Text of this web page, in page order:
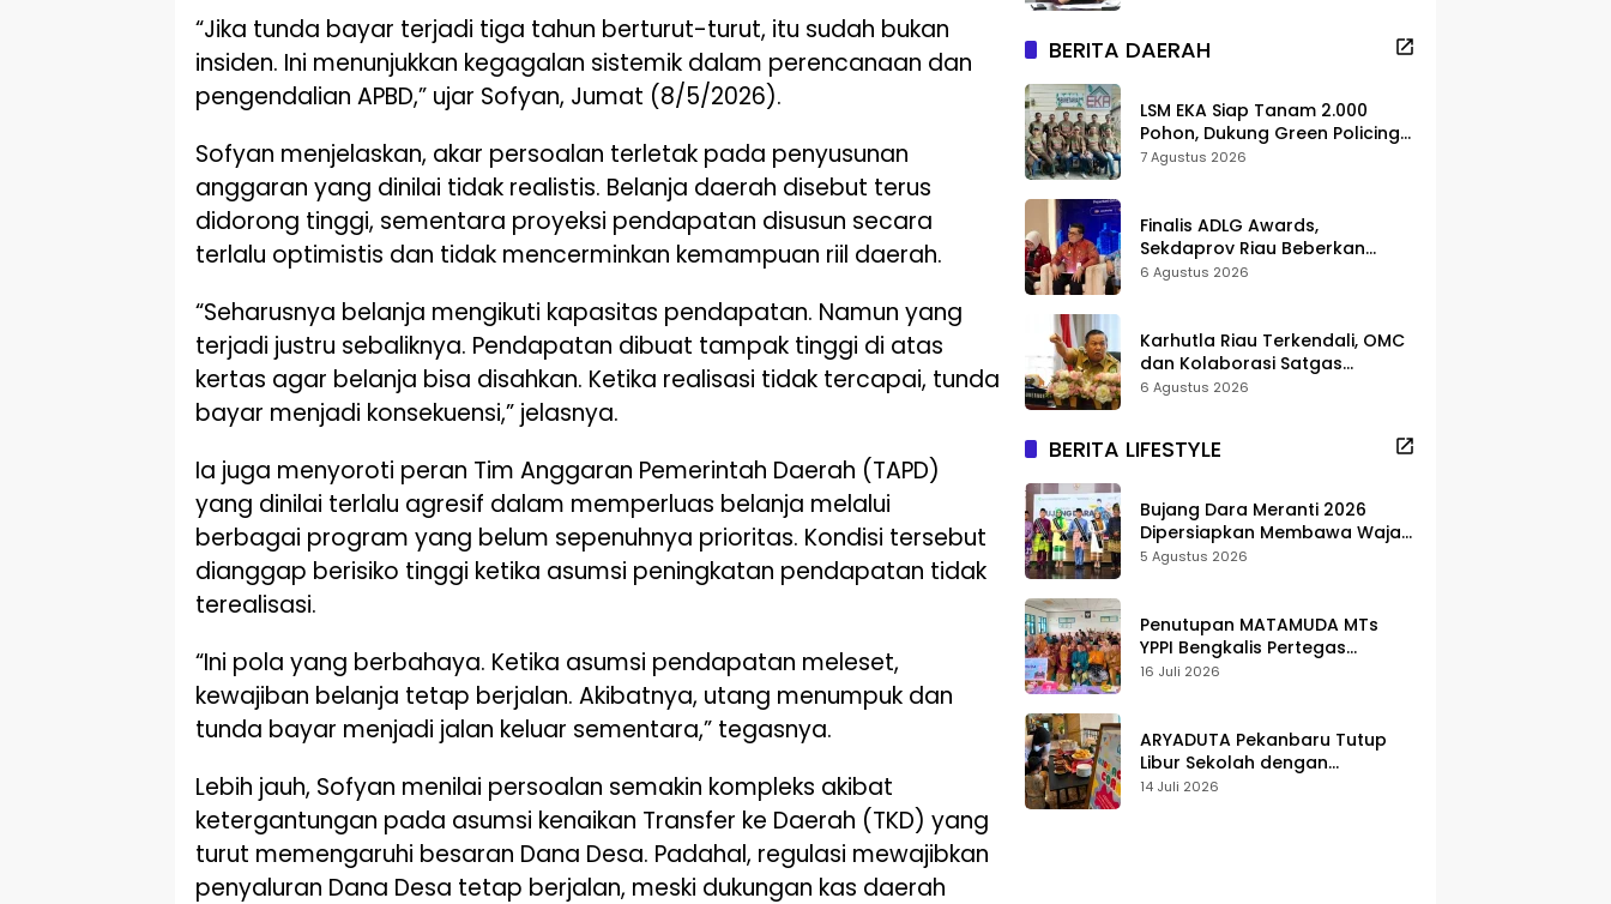
“Jika tunda bayar terjadi tiga tahun berturut-turut, itu sudah bukan
insiden. Ini menunjukkan kegagalan sistemik dalam perencanaan dan
pengendalian APBD,” ujar Sofyan, Jumat (8/5/2026).
Sofyan menjelaskan, akar persoalan terletak pada penyusunan
anggaran yang dinilai tidak realistis. Belanja daerah disebut terus
didorong tinggi, sementara proyeksi pendapatan disusun secara
terlalu optimistis dan tidak mencerminkan kemampuan riil daerah.
“Seharusnya belanja mengikuti kapasitas pendapatan. Namun yang
terjadi justru sebaliknya. Pendapatan dibuat tampak tinggi di atas
kertas agar belanja bisa disahkan. Ketika realisasi tidak tercapai, tunda
bayar menjadi konsekuensi,” jelasnya.
Ia juga menyoroti peran Tim Anggaran Pemerintah Daerah (TAPD)
yang dinilai terlalu agresif dalam memperluas belanja melalui
berbagai program yang belum sepenuhnya prioritas. Kondisi tersebut
dianggap berisiko tinggi ketika asumsi peningkatan pendapatan tidak
terealisasi.
“Ini pola yang berbahaya. Ketika asumsi pendapatan meleset,
kewajiban belanja tetap berjalan. Akibatnya, utang menumpuk dan
tunda bayar menjadi jalan keluar sementara,” tegasnya.
Lebih jauh, Sofyan menilai persoalan semakin kompleks akibat
ketergantungan pada asumsi kenaikan Transfer ke Daerah (TKD) yang
turut memengaruhi besaran Dana Desa. Padahal, regulasi mewajibkan
penyaluran Dana Desa tetap berjalan, meski dukungan kas daerah
BERITA DAERAH
LSM EKA Siap Tanam 2.000
Pohon, Dukung Green Policing
dan Pelestarian di Meranti
7 Agustus 2026
Finalis ADLG Awards,
Sekdaprov Riau Beberkan
Strategi Digitalisasi untuk
6 Agustus 2026
Karhutla Riau Terkendali, OMC
dan Kolaborasi Satgas
Berhasil Tekan Titik Api
6 Agustus 2026
BERITA LIFESTYLE
Bujang Dara Meranti 2026
Dipersiapkan Membawa Wajah
Daerah ke Publik
5 Agustus 2026
Penutupan MATAMUDA MTs
YPPI Bengkalis Pertegas
Pendidikan Berbasis Adat dan
16 Juli 2026
ARYADUTA Pekanbaru Tutup
Libur Sekolah dengan
Pengalaman Staycation
14 Juli 2026